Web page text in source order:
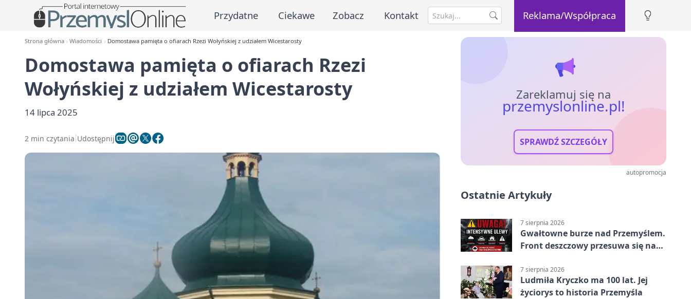
Przydatne Ciekawe Zobacz Kontakt Reklama/Współpraca
Strona główna Wiadomości Domostawa pamięta o ofiarach Rzezi Wołyńskiej z udziałem Wicestarosty
Domostawa pamięta o ofiarach Rzezi
Wołyńskiej z udziałem Wicestarosty
14 lipca 2025
2 min czytania Udostępnij
Zareklamuj się na
przemyslonline.pl!
SPRAWDŹ SZCZEGÓŁY
autopromocja
Ostatnie Artykuły
7 sierpnia 2026
Gwałtowne burze nad Przemyślem.
Front deszczowy przesuwa się na
7 sierpnia 2026
Ludmiła Kryczko ma 100 lat. Jej
życiorys to historia Przemyśla